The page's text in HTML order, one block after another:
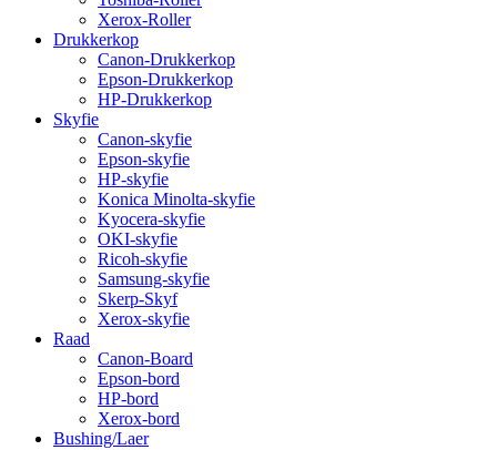
Xerox-Roller
Drukkerkop
Canon-Drukkerkop
Epson-Drukkerkop
HP-Drukkerkop
Skyfie
Canon-skyfie
Epson-skyfie
HP-skyfie
Konica Minolta-skyfie
Kyocera-skyfie
OKI-skyfie
Ricoh-skyfie
Samsung-skyfie
Skerp-Skyf
Xerox-skyfie
Raad
Canon-Board
Epson-bord
HP-bord
Xerox-bord
Bushing/Laer